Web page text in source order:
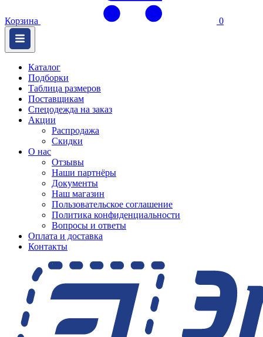
Корзина 0
Каталог
Подборки
Таблица размеров
Поставщикам
Спецодежда на заказ
Акции
Распродажа
Скидки
О нас
Отзывы
Наши партнёры
Документы
Наш магазин
Пользовательское соглашение
Политика конфиденциальности
Вопросы и ответы
Оплата и доставка
Контакты